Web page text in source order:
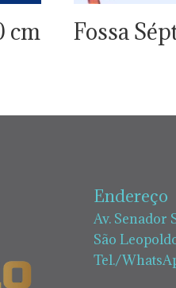
cm Fossa
Endereço
Av. Senador
São
Tel./